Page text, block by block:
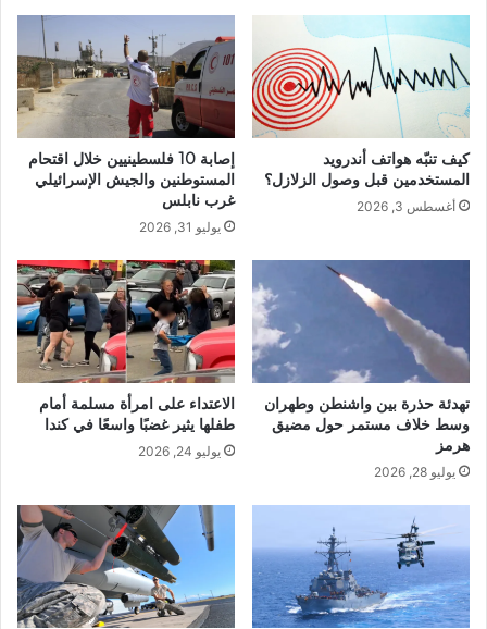
كيف تنبّه هواتف أندرويد
المستخدمين قبل وصول الزلازل؟
أغسطس 3, 2026
إصابة 10 فلسطينيين خلال اقتحام
المستوطنين والجيش الإسرائيلي
غرب نابلس
يوليو 31, 2026
تهدئة حذرة بين واشنطن وطهران
وسط خلاف مستمر حول مضيق
هرمز
يوليو 28, 2026
الاعتداء على امرأة مسلمة أمام
طفلها يثير غضبًا واسعًا في كندا
يوليو 24, 2026